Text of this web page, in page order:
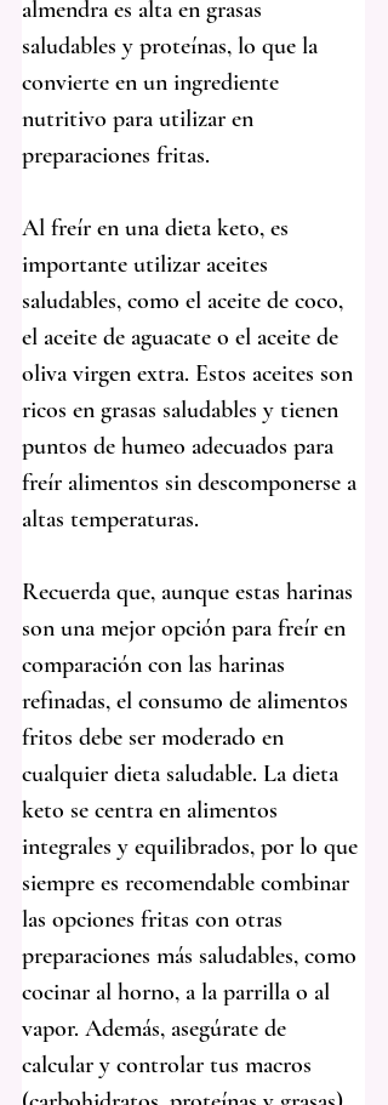
almendra es alta en grasas
saludables y proteínas, lo que la
convierte en un ingrediente
nutritivo para utilizar en
preparaciones fritas.
Al freír en una dieta keto, es
importante utilizar aceites
saludables, como el aceite de coco,
el aceite de aguacate o el aceite de
oliva virgen extra. Estos aceites son
ricos en grasas saludables y tienen
puntos de humeo adecuados para
freír alimentos sin descomponerse a
altas temperaturas.
Recuerda que, aunque estas harinas
son una mejor opción para freír en
comparación con las harinas
refinadas, el consumo de alimentos
fritos debe ser moderado en
cualquier dieta saludable. La dieta
keto se centra en alimentos
integrales y equilibrados, por lo que
siempre es recomendable combinar
las opciones fritas con otras
preparaciones más saludables, como
cocinar al horno, a la parrilla o al
vapor. Además, asegúrate de
calcular y controlar tus macros